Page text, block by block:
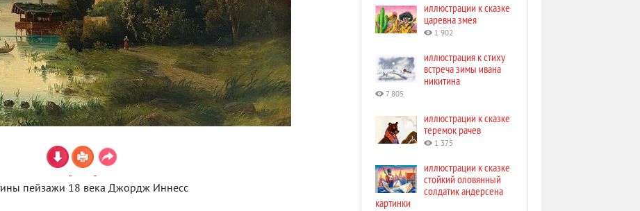
пейзажи 18 века Джордж Иннесс
иллюстрации к сказке
царевна змея
1 902
иллюстрация к стиху
встреча зимы ивана
никитина
7 805
иллюстрации к сказке
теремок рачев
1 375
иллюстрации к сказке
стойкий оловянный
солдатик андерсена
картинки